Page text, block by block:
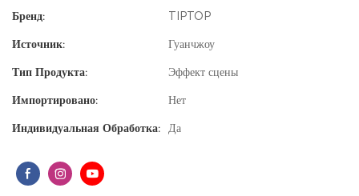
Бренд:
TIPTOP
Источник:
Гуанчжоу
Тип Продукта:
Эффект сцены
Импортировано:
Нет
Индивидуальная Обработка: Да